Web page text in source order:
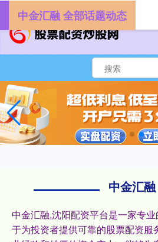
中金汇融
中金汇融,沈阳配资平台是一家专
于为投资者提供可靠的股票配资服
中金汇融 全部话题动态